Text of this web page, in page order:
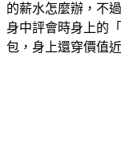
的薪水怎麼辦，不
身中評會時身上的
包，身上還穿價值